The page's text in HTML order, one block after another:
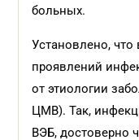
больных.
Установлено,
проявлений
от этиологии
ЦМВ). Так,
ВЭБ, достоверно